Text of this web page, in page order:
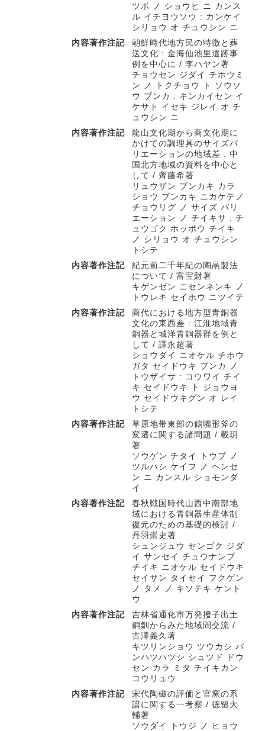
ツボ ノ ショウヒ ニ カンス
ル イチヨウソウ : カンケイ
シリョウ オ チュウシン ニ
内容著作注記
朝鮮時代地方民の特徴と葬
送文化 : 金海仙池里遺跡事
例を中心に / 李ハヤン著
チョウセン ジダイ チホウミ
ン ノ トクチョウ ト ソウソ
ウ ブンカ : キンカイセン イ
ケサト イセキ ジレイ オ チ
ュウシン ニ
内容著作注記
龍山文化期から商文化期に
かけての調理具のサイズバ
リエーションの地域差 : 中
国北方地域の資料を中心と
して / 齊藤希著
リュウザン ブンカキ カラ
ショウ ブンカキ ニカケテノ
チョウリグ ノ サイズ バリ
エーション ノ チイキサ : チ
ュウゴク ホッポウ チイキ
ノ シリョウ オ チュウシン
トシテ
内容著作注記
紀元前二千年紀の陶鬲製法
について / 富宝財著
キゲンゼン ニセンネンキ ノ
トウレキ セイホウ ニツイテ
内容著作注記
商代における地方型青銅器
文化の東西差 : 江淮地域青
銅器と城洋青銅器群を例と
して / 譯永超著
ショウダイ ニオケル チホウ
ガタ セイドウキ ブンカ ノ
トウザイサ : コウワイ チイ
キ セイドウキ ト ジョウヨ
ウ セイドウキグン オ レイ
トシテ
内容著作注記
草原地帯東部の鶴嘴形斧の
変遷に関する諸問題 / 載玥
著
ソウゲン チタイ トウブ ノ
ツルハシ ケイフ ノ ヘンセ
ン ニ カンスル ショモンダ
イ
内容著作注記
春秋戦国時代山西中南部地
域における青銅器生産体制
復元のための基礎的検討 /
丹羽崇史著
シュンジュウ センゴク ジダ
イ サンセイ チュウナンブ
チイキ ニオケル セイドウキ
セイサン タイセイ フクゲン
ノ タメ ノ キソテキ ケント
ウ
内容著作注記
吉林省通化市万発撥子出土
銅釧からみた地域間交流 /
古澤義久著
キツリンショウ ツウカシ バ
ンハツハツシ シュツド ドウ
セン カラ ミタ チイキカン
コウリュウ
内容著作注記
宋代陶磁の評価と官窯の系
譜に関する一考察 / 徳留大
輔著
ソウダイ トウジ ノ ヒョウ